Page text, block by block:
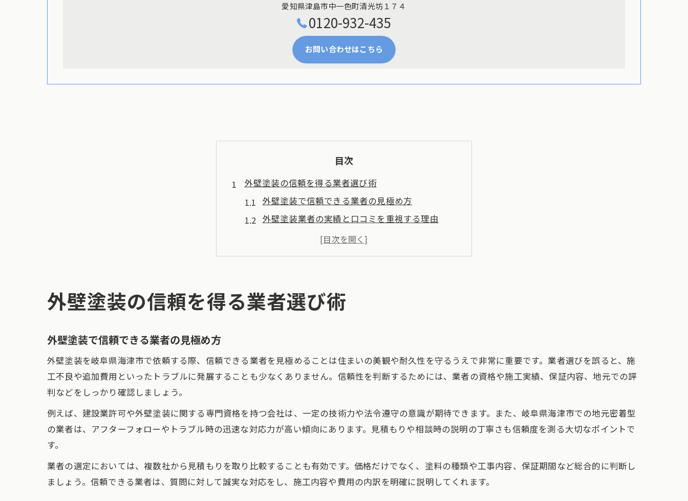
愛知県津島市中一色町清光坊１７４
0120-932-435
お問い合わせはこちら
目次
外壁塗装の信頼を得る業者選び術
外壁塗装で信頼できる業者の見極め方
外壁塗装業者の実績と口コミを重視する理由
失敗しない外壁塗装業者選びのコツとは
外壁塗装と業者選定で安心感を得る方法
安心を育む外壁塗装の選び方とは
外壁塗装で安心を得る業者選びの基準
外壁塗装の丁寧な説明を受けるメリット
外壁塗装業者の資格や信頼性の確認法
外壁塗装業者の情報収集と比較方法
外壁塗装の現地調査と見積もり依頼の流れ
外壁塗装で重視したい実績や施工事例
外壁塗装業者の説明力と提案力の見極め方
外壁塗装の信頼を得る業者選び術
外壁塗装で信頼できる業者の見極め方
外壁塗装を岐阜県海津市で依頼する際、信頼できる業者を見極めることは住まいの美観や耐久性を守るうえで非常に重要です。業者選びを誤ると、施
工不良や追加費用といったトラブルに発展することも少なくありません。信頼性を判断するためには、業者の資格や施工実績、保証内容、地元での評
判などをしっかり確認しましょう。
例えば、建設業許可や外壁塗装に関する専門資格を持つ会社は、一定の技術力や法令遵守の意識が期待できます。また、岐阜県海津市での地元密着型
の業者は、アフターフォローやトラブル時の迅速な対応力が高い傾向にあります。見積もりや相談時の説明の丁寧さも信頼度を測る大切なポイントで
す。
業者の選定においては、複数社から見積もりを取り比較することも有効です。価格だけでなく、塗料の種類や工事内容、保証期間など総合的に判断し
ましょう。信頼できる業者は、質問に対して誠実な対応をし、施工内容や費用の内訳を明確に説明してくれます。